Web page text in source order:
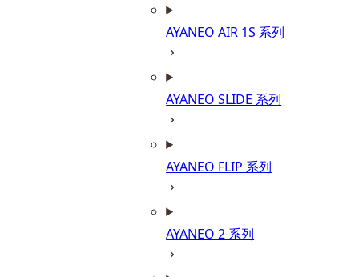
AYANEO AIR 1S 系列
AYANEO SLIDE 系列
AYANEO FLIP 系列
AYANEO 2 系列